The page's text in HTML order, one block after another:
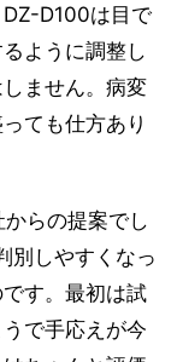
D100は目で
ように調整し
ません。病変
ても仕方あり
らの提案でし
別しやすくなっ
す。最初は試
で手応えが今